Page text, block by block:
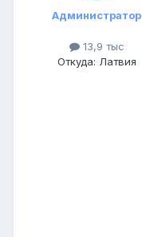
Администратор
13,9 тыс
Откуда: Латвия